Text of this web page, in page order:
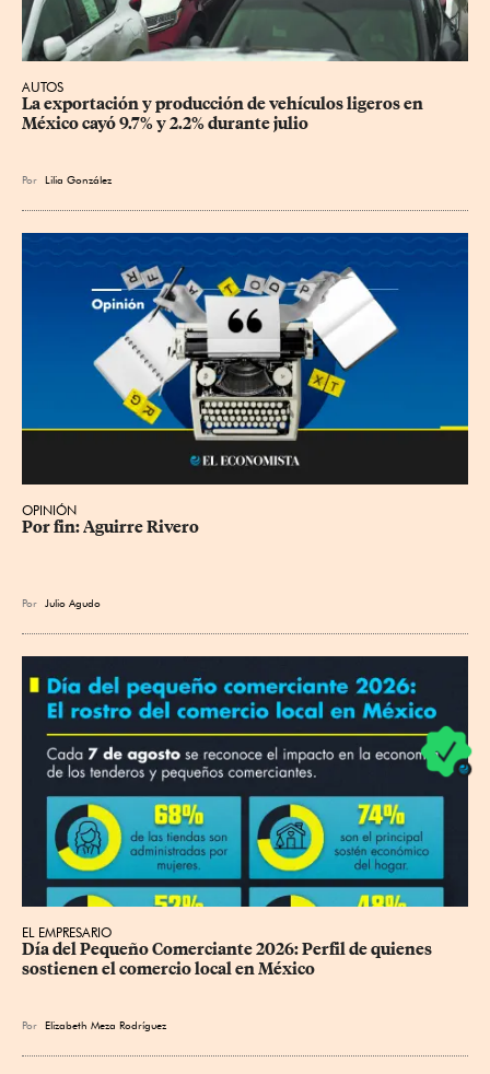
AUTOS
La exportación y producción de vehículos ligeros en
México cayó 9.7% y 2.2% durante julio
Por Lilia González
OPINIÓN
Por fin: Aguirre Rivero
Por Julio Agudo
EL EMPRESARIO
Día del Pequeño Comerciante 2026: Perfil de quienes
sostienen el comercio local en México
Por Elizabeth Meza Rodríguez